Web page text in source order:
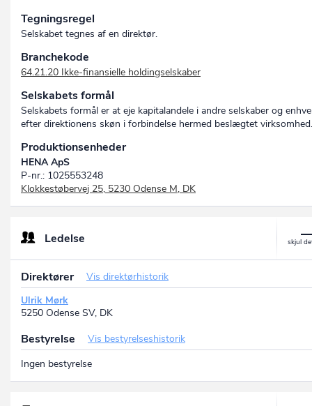
Tegningsregel
Selskabet tegnes af en direktør.
Branchekode
64.21.20 Ikke-finansielle holdingselskaber
Selskabets formål
Selskabets formål er at eje kapitalandele i andre selskaber og
efter direktionens skøn i forbindelse hermed beslægtet virksomhed.
Produktionsenheder
HENA ApS
P-nr.: 1025553248
Klokkestøbervej 25, 5230 Odense M, DK
Ledelse
Direktører
Vis direktørhistorik
Ulrik Mørk
5250 Odense SV, DK
Bestyrelse
Vis bestyrelseshistorik
Ingen bestyrelse